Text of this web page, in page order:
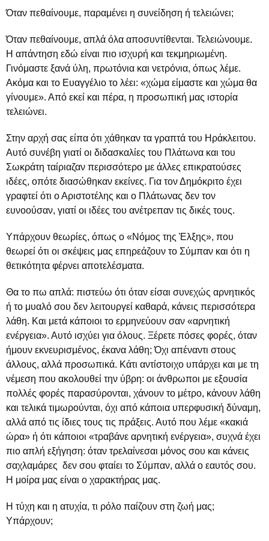
Όταν πεθαίνουμε, παραμένει η συνείδηση ή τελειώνει;
Όταν πεθαίνουμε, απλά όλα αποσυντίθενται. Τελειώνουμε.
Η απάντηση εδώ είναι πιο ισχυρή και τεκμηριωμένη.
Γινόμαστε ξανά ύλη, πρωτόνια και νετρόνια, όπως λέμε.
Ακόμα και το Ευαγγέλιο το λέει: «χώμα είμαστε και χώμα θα
γίνουμε». Από εκεί και πέρα, η προσωπική μας ιστορία
τελειώνει.
Στην αρχή σας είπα ότι χάθηκαν τα γραπτά του Ηράκλειτου.
Αυτό συνέβη γιατί οι διδασκαλίες του Πλάτωνα και του
Σωκράτη ταίριαζαν περισσότερο με άλλες επικρατούσες
ιδέες, οπότε διασώθηκαν εκείνες. Για τον Δημόκριτο έχει
γραφτεί ότι ο Αριστοτέλης και ο Πλάτωνας δεν τον
ευνοούσαν, γιατί οι ιδέες του ανέτρεπαν τις δικές τους.
Υπάρχουν θεωρίες, όπως ο «Νόμος της Έλξης», που
θεωρεί ότι οι σκέψεις μας επηρεάζουν το Σύμπαν και ότι η
θετικότητα φέρνει αποτελέσματα.
Θα το πω απλά: πιστεύω ότι όταν είσαι συνεχώς αρνητικός
ή το μυαλό σου δεν λειτουργεί καθαρά, κάνεις περισσότερα
λάθη. Και μετά κάποιοι το ερμηνεύουν σαν «αρνητική
ενέργεια». Αυτό ισχύει για όλους. Ξέρετε πόσες φορές, όταν
ήμουν εκνευρισμένος, έκανα λάθη; Όχι απέναντι στους
άλλους, αλλά προσωπικά. Κάτι αντίστοιχο υπάρχει και με τη
νέμεση που ακολουθεί την ύβρη: οι άνθρωποι με εξουσία
πολλές φορές παρασύρονται, χάνουν το μέτρο, κάνουν λάθη
και τελικά τιμωρούνται, όχι από κάποια υπερφυσική δύναμη,
αλλά από τις ίδιες τους τις πράξεις. Αυτό που λέμε «κακιά
ώρα» ή ότι κάποιοι «τραβάνε αρνητική ενέργεια», συχνά έχει
πιο απλή εξήγηση: όταν τρελαίνεσαι μόνος σου και κάνεις
σαχλαμάρες δεν σου φταίει το Σύμπαν, αλλά ο εαυτός σου.
Η μοίρα μας είναι ο χαρακτήρας μας.
Η τύχη και η ατυχία, τι ρόλο παίζουν στη ζωή μας;
Υπάρχουν;